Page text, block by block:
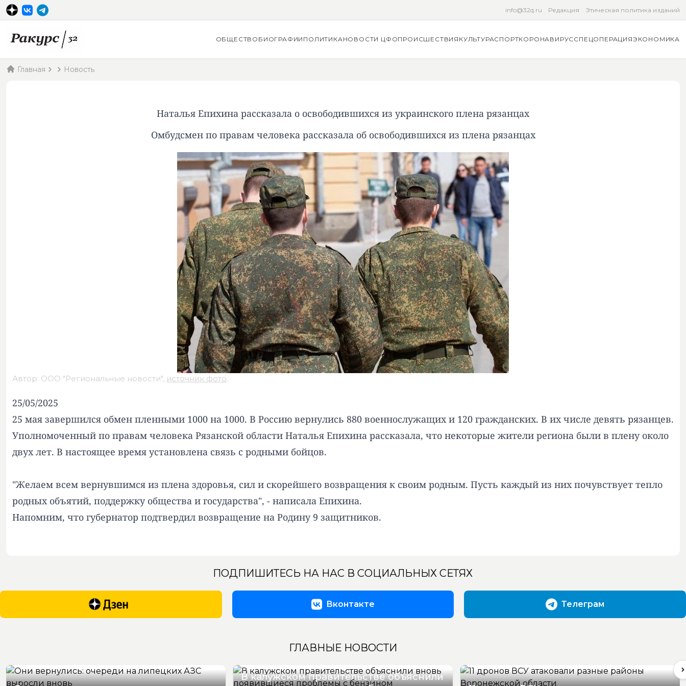
info@32q.ru Редакция Этическая политика изданий
ОБЩЕСТВО БИОГРАФИИ ПОЛИТИКАНОВОСТИ ЦФОПРОИСШЕСТВИЯ КУЛЬТУРАСПОРТКОРОНАВИРУССПЕЦОПЕРАЦИЯЭКОНОМИКА
Главная Новость
Наталья Епихина рассказала о освободившихся из украинского плена рязанцах
Омбудсмен по правам человека рассказала об освободившихся из плена рязанцах
Автор: ООО "Региональные новости", источник фото.
25/05/2025
25 мая завершился обмен пленными 1000 на 1000. В Россию вернулись 880 военнослужащих и 120 гражданских. В их числе девять рязанцев.
Уполномоченный по правам человека Рязанской области Наталья Епихина рассказала, что некоторые жители региона были в плену около
двух лет. В настоящее время установлена связь с родными бойцов.
"Желаем всем вернувшимся из плена здоровья, сил и скорейшего возвращения к своим родным. Пусть каждый из них почувствует тепло
родных объятий, поддержку общества и государства", - написала Епихина.
Напомним, что губернатор подтвердил возвращение на Родину 9 защитников.
ПОДПИШИТЕСЬ НА НАС В СОЦИАЛЬНЫХ СЕТЯХ
Вконтакте Телеграм
ГЛАВНЫЕ НОВОСТИ
В калужском правительстве объяснили